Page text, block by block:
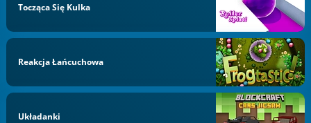
Tocząca Się Kulka
Reakcja Łańcuchowa
Układanki